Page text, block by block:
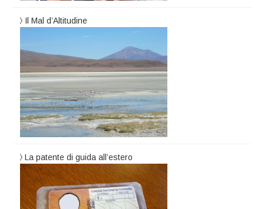
Il Mal d’Altitudine
La patente di guida all’estero